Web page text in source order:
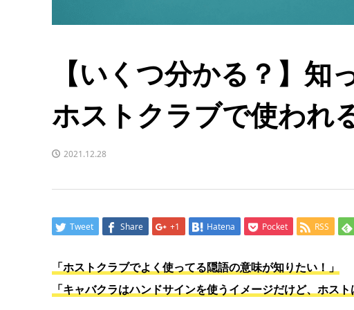
【いくつ分かる？】知
ホストクラブで使われ
2021.12.28
Tweet Share +1 Hatena Pocket RSS
「ホストクラブでよく使ってる隠語の意味が知りたい！」
「キャバクラはハンドサインを使うイメージだけど、ホスト